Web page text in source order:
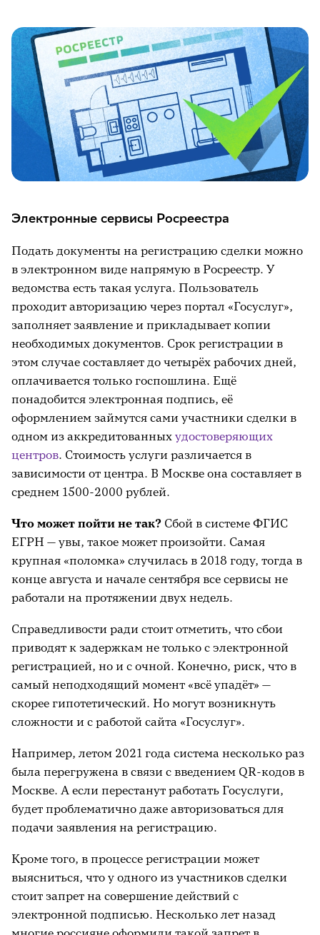
Электронные сервисы Росреестра
Подать документы на регистрацию сделки можно
в электронном виде напрямую в Росреестр. У
ведомства есть такая услуга. Пользователь
проходит авторизацию через портал «Госуслуг»,
заполняет заявление и прикладывает копии
необходимых документов. Срок регистрации в
этом случае составляет до четырёх рабочих дней,
оплачивается только госпошлина. Ещё
понадобится электронная подпись, её
оформлением займутся сами участники сделки в
одном из аккредитованных удостоверяющих
центров. Стоимость услуги различается в
зависимости от центра. В Москве она составляет в
среднем 1500-2000 рублей.
Что может пойти не так? Сбой в системе ФГИС
ЕГРН — увы, такое может произойти. Самая
крупная «поломка» случилась в 2018 году, тогда в
конце августа и начале сентября все сервисы не
работали на протяжении двух недель.
Справедливости ради стоит отметить, что сбои
приводят к задержкам не только с электронной
регистрацией, но и с очной. Конечно, риск, что в
самый неподходящий момент «всё упадёт» —
скорее гипотетический. Но могут возникнуть
сложности и с работой сайта «Госуслуг».
Например, летом 2021 года система несколько раз
была перегружена в связи с введением QR-кодов в
Москве. А если перестанут работать Госуслуги,
будет проблематично даже авторизоваться для
подачи заявления на регистрацию.
Кроме того, в процессе регистрации может
выясниться, что у одного из участников сделки
стоит запрет на совершение действий с
электронной подписью. Несколько лет назад